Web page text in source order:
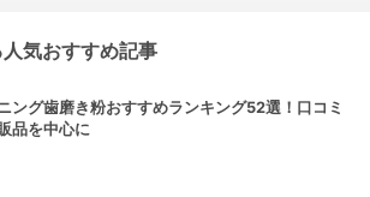
気おすすめ記事
ング歯磨き粉おすすめランキング52選！口コミ
品を中心に